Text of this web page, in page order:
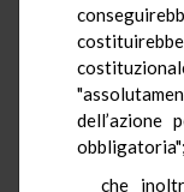
dell’azione
obbligatoria";
che